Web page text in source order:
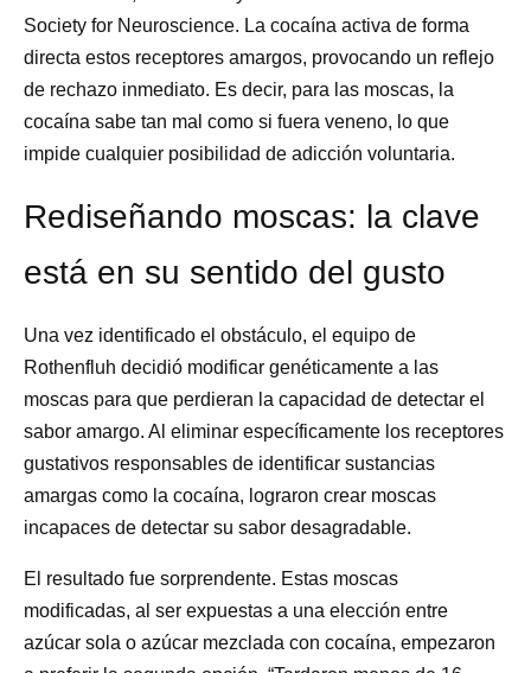
Society for Neuroscience. La cocaína activa de forma
directa estos receptores amargos, provocando un reflejo
de rechazo inmediato. Es decir, para las moscas, la
cocaína sabe tan mal como si fuera veneno, lo que
impide cualquier posibilidad de adicción voluntaria.
Rediseñando moscas: la clave
está en su sentido del gusto
Una vez identificado el obstáculo, el equipo de
Rothenfluh decidió modificar genéticamente a las
moscas para que perdieran la capacidad de detectar el
sabor amargo. Al eliminar específicamente los receptores
gustativos responsables de identificar sustancias
amargas como la cocaína, lograron crear moscas
incapaces de detectar su sabor desagradable.
El resultado fue sorprendente. Estas moscas
modificadas, al ser expuestas a una elección entre
azúcar sola o azúcar mezclada con cocaína, empezaron